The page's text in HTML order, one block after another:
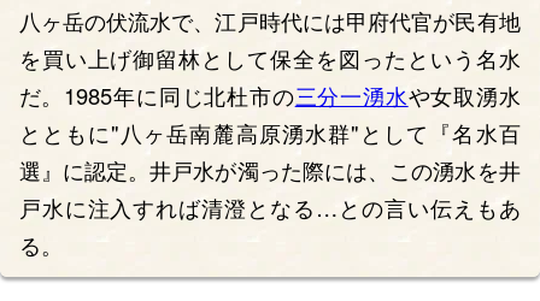
八ヶ岳の伏流水で、江戸時代には甲府代官が民有地
を買い上げ御留林として保全を図ったという名水
だ。1985年に同じ北杜市の三分一湧水や女取湧水
とともに"八ヶ岳南麓高原湧水群"として『名水百
選』に認定。井戸水が濁った際には、この湧水を井
戸水に注入すれば清澄となる…との言い伝えもあ
る。